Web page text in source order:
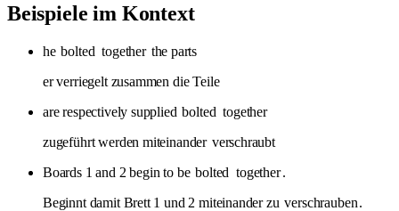
Beispiele im Kontext
he bolted together the parts
er verriegelt zusammen die Teile
are respectively supplied bolted together
zugeführt werden miteinander verschraubt
Boards 1 and 2 begin to be bolted together.
Beginnt damit Brett 1 und 2 miteinander zu verschrauben.